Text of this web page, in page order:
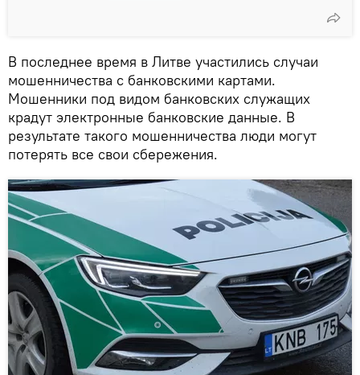
В последнее время в Литве участились случаи
мошенничества с банковскими картами.
Мошенники под видом банковских служащих
крадут электронные банковские данные. В
результате такого мошенничества люди могут
потерять все свои сбережения.